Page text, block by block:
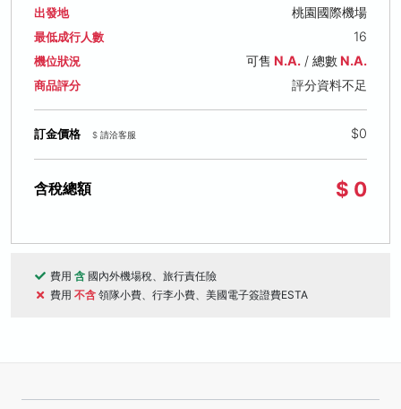
出發地 桃園國際機場
最低成行人數 16
機位狀況 可售 N.A./ 總數N.A.
商品評分 評分資料不足
訂金價格 $ 請洽客服 $0
含稅總額 $ 0
費用 含 國內外機場稅、旅行責任險
費用 不含 領隊小費、行李小費、美國電子簽證費ESTA